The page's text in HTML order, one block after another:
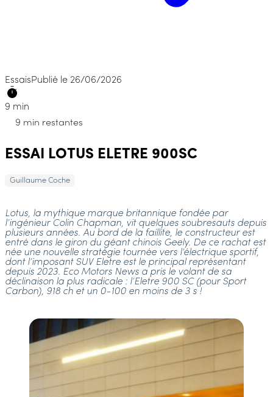
EssaisPublié le 26/06/2026
9 min
9 min restantes
ESSAI LOTUS ELETRE 900SC
Guillaume Coche
Lotus, la mythique marque britannique fondée par
l’ingénieur Colin Chapman, vit quelques soubresauts depuis
plusieurs années. Au bord de la faillite, le constructeur est
entré dans le giron du géant chinois Geely. De ce rachat est
née une nouvelle stratégie tournée vers l’électrique sportif,
dont l’imposant SUV Eletre est le principal représentant
depuis 2023. Eco Motors News a pris le volant de sa
déclinaison la plus radicale : l’Eletre 900 SC (pour Sport
Carbon), 918 ch et un 0-100 en moins de 3 s !